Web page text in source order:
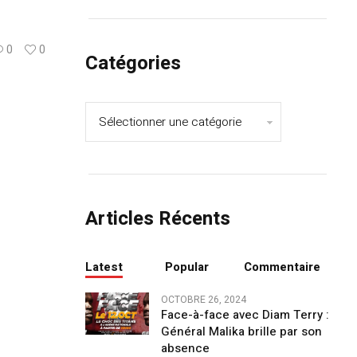
0 0 Catégories
Articles Récents
Latest Popular Commentaire
OCTOBRE 26, 2024
Face-à-face avec Diam Terry :
Général Malika brille par son
absence